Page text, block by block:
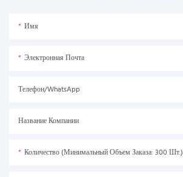
Имя
Электронная Почта
Телефон/WhatsApp
Название Компании
Количество (минимальный Объем Заказа: 300 Шт.)